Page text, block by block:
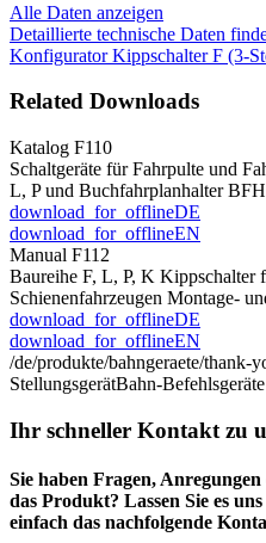
Alle Daten anzeigen
Detaillierte technische Daten
Konfigurator Kippschalter F (3-
Related Downloads
Katalog F110
Schaltgeräte für Fahrpulte und
L, P und Buchfahrplanhalter BFH
download_for_offlineDE
download_for_offlineEN
Manual F112
Baureihe F, L, P, K Kippschalter
Schienenfahrzeugen Montage-
download_for_offlineDE
download_for_offlineEN
/de/produkte/bahngeraete/thank-
StellungsgerätBahn-Befehlsgeräte
Ihr schneller Kontakt zu
Sie haben Fragen,
das Produkt? Lassen Sie es
einfach das nachfolgende